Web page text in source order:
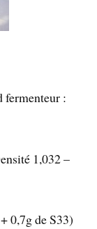
fermenteur :
1,032 –
0,7g de S33)